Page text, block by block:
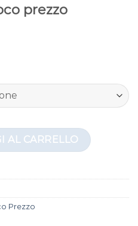
prezzo
quantità
AL CARRELLO
Prezzo